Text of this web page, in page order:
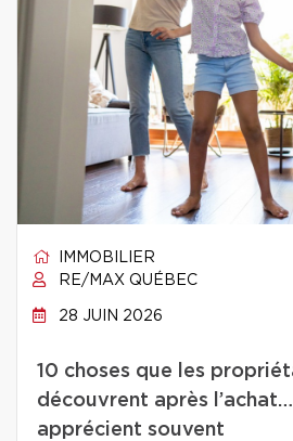
IMMOBILIER
RE/MAX QUÉBEC
28 JUIN 2026
10 choses que les
découvrent après
apprécient souvent